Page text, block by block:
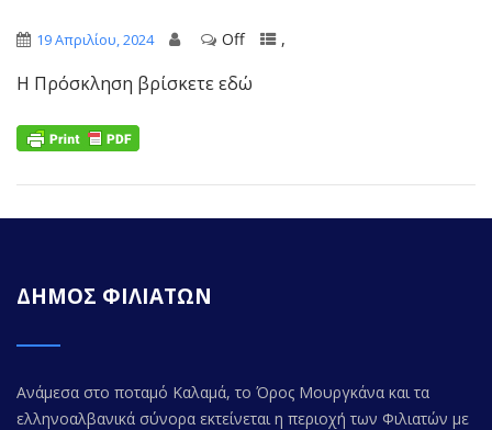
19 Απριλίου, 2024 Off ,
Η Πρόσκληση βρίσκετε εδώ
ΔΗΜΟΣ ΦΙΛΙΑΤΩΝ
Ανάμεσα στο ποταμό Καλαμά, το Όρος Μουργκάνα και τα
ελληνοαλβανικά σύνορα εκτείνεται η περιοχή των Φιλιατών με